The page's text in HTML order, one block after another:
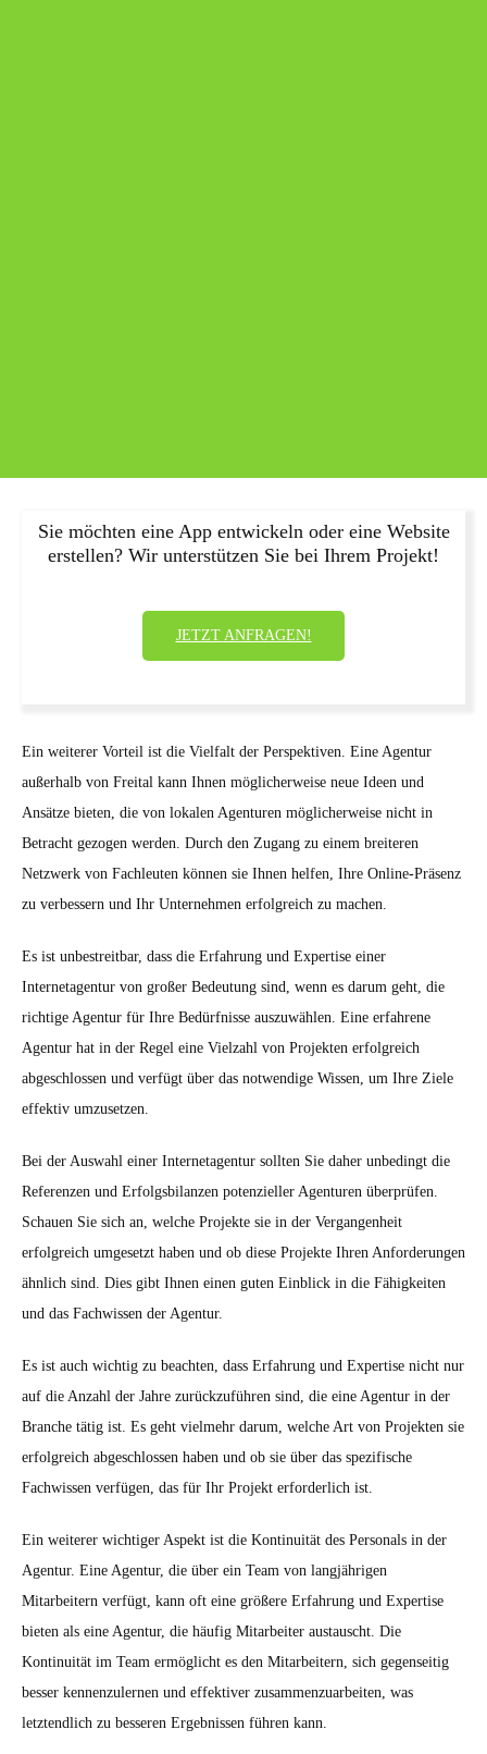
Sie möchten eine App entwickeln oder eine Website
erstellen? Wir unterstützen Sie bei Ihrem Projekt!
JETZT ANFRAGEN!
Ein weiterer Vorteil ist die Vielfalt der Perspektiven. Eine Agentur
außerhalb von Freital kann Ihnen möglicherweise neue Ideen und
Ansätze bieten, die von lokalen Agenturen möglicherweise nicht in
Betracht gezogen werden. Durch den Zugang zu einem breiteren
Netzwerk von Fachleuten können sie Ihnen helfen, Ihre Online-Präsenz
zu verbessern und Ihr Unternehmen erfolgreich zu machen.
Es ist unbestreitbar, dass die Erfahrung und Expertise einer
Internetagentur von großer Bedeutung sind, wenn es darum geht, die
richtige Agentur für Ihre Bedürfnisse auszuwählen. Eine erfahrene
Agentur hat in der Regel eine Vielzahl von Projekten erfolgreich
abgeschlossen und verfügt über das notwendige Wissen, um Ihre Ziele
effektiv umzusetzen.
Bei der Auswahl einer Internetagentur sollten Sie daher unbedingt die
Referenzen und Erfolgsbilanzen potenzieller Agenturen überprüfen.
Schauen Sie sich an, welche Projekte sie in der Vergangenheit
erfolgreich umgesetzt haben und ob diese Projekte Ihren Anforderungen
ähnlich sind. Dies gibt Ihnen einen guten Einblick in die Fähigkeiten
und das Fachwissen der Agentur.
Es ist auch wichtig zu beachten, dass Erfahrung und Expertise nicht nur
auf die Anzahl der Jahre zurückzuführen sind, die eine Agentur in der
Branche tätig ist. Es geht vielmehr darum, welche Art von Projekten sie
erfolgreich abgeschlossen haben und ob sie über das spezifische
Fachwissen verfügen, das für Ihr Projekt erforderlich ist.
Ein weiterer wichtiger Aspekt ist die Kontinuität des Personals in der
Agentur. Eine Agentur, die über ein Team von langjährigen
Mitarbeitern verfügt, kann oft eine größere Erfahrung und Expertise
bieten als eine Agentur, die häufig Mitarbeiter austauscht. Die
Kontinuität im Team ermöglicht es den Mitarbeitern, sich gegenseitig
besser kennenzulernen und effektiver zusammenzuarbeiten, was
letztendlich zu besseren Ergebnissen führen kann.